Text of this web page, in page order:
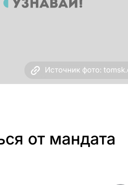
Источник фото:
от мандата